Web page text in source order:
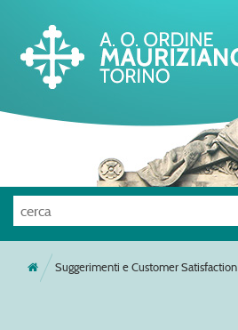
Suggerimenti e Customer Satisfaction